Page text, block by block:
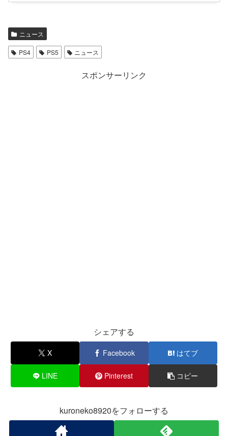
ニュース
PS4 PS5 ニュース
スポンサーリンク
シェアする
X Facebook はてブ
LINE Pinterest コピー
kuroneko8920をフォローする